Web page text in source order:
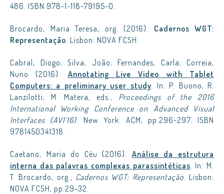
486. ISBN 978-1-118-79195-0.
Brocardo, Maria Teresa, org. (2016). Cadernos WGT:
Representação. Lisbon: NOVA FCSH.
Cabral, Diogo; Silva, João; Fernandes, Carla; Correia,
Nuno (2016). Annotating Live Video with Tablet
Computers: a preliminary user study. In: P. Buono, R.
Lanzilotti, M. Matera, eds., Proceedings of the 2016
International Working Conference on Advanced Visual
Interfaces (AVI’16). New York: ACM, pp.296-297. ISBN
9781450341318.
Caetano, Maria do Céu (2016). Análise da estrutura
interna das palavras complexas parassintéticas. In: M.
T. Brocardo, org., Cadernos WGT: Representação. Lisbon:
NOVA FCSH, pp.29-32.